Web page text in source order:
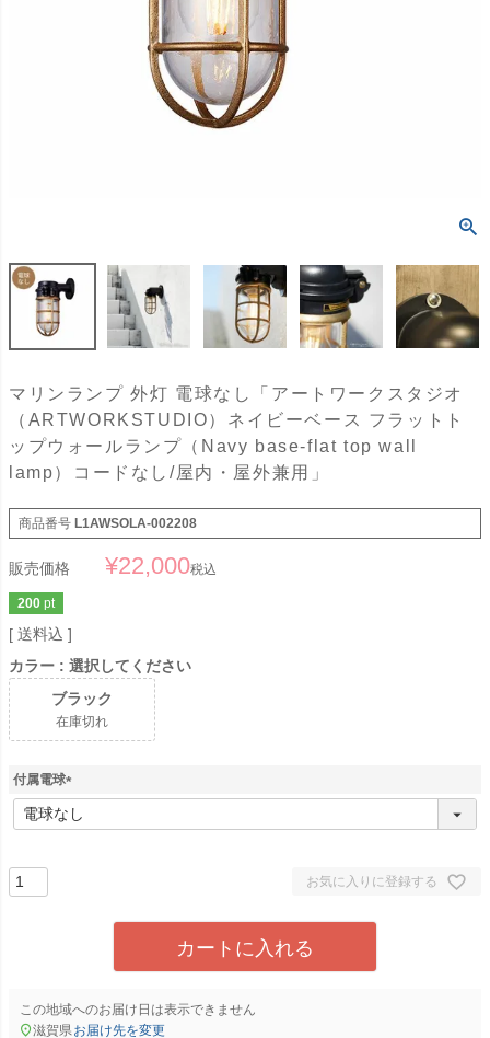
マリンランプ 外灯 電球なし「アートワークスタジオ
（ARTWORKSTUDIO）ネイビーベース フラットト
ップウォールランプ（Navy base-flat top wall
lamp）コードなし/屋内・屋外兼用」
商品番号 L1AWSOLA-002208
販売価格 ¥22,000税込
200 pt
送料込
カラー
選択してください
ブラック
在庫切れ
付属電球
(
必
お気に入りに登録する
カートに入れる
この地域へのお届け日は表示できません
滋賀県お届け先を変更